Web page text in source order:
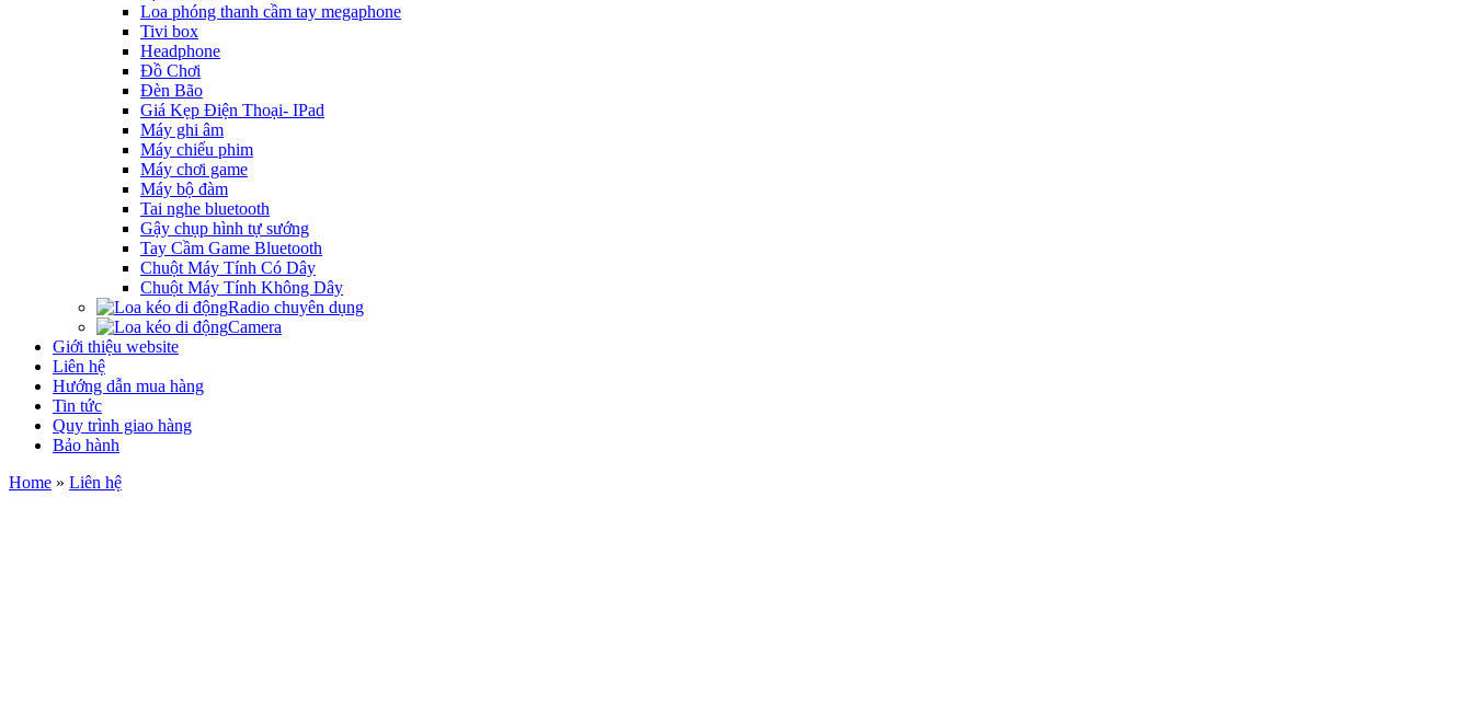
Loa phóng thanh cầm tay megaphone
Tivi box
Headphone
Đồ Chơi
Đèn Bão
Giá Kẹp Điện Thoại- IPad
Máy ghi âm
Máy chiếu phim
Máy chơi game
Máy bộ đàm
Tai nghe bluetooth
Gậy chụp hình tự sướng
Tay Cầm Game Bluetooth
Chuột Máy Tính Có Dây
Chuột Máy Tính Không Dây
Radio chuyên dụng
Camera
Giới thiệu website
Liên hệ
Hướng dẫn mua hàng
Tin tức
Quy trình giao hàng
Bảo hành
Home » Liên hệ